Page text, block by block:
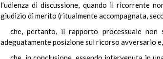
l’udienza di discussione, quando il ricorrente
giudizio di merito (ritualmente accompagnata,
che, pertanto, il rapporto processuale
adeguatamente posizione sul ricorso avversario